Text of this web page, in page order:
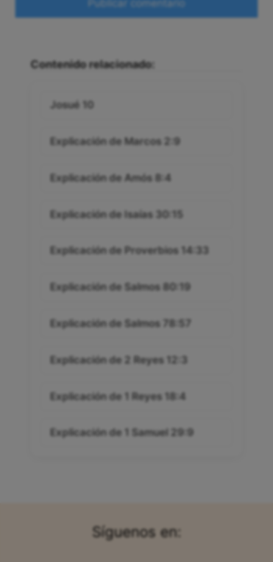
Contenido relacionado:
Josué 10
Explicación de Marcos 2:9
Explicación de Amós 8:4
Explicación de Isaías 30:15
Explicación de Proverbios 14:33
Explicación de Salmos 80:19
Explicación de Salmos 78:57
Explicación de 2 Reyes 12:3
Explicación de 1 Reyes 18:4
Explicación de 1 Samuel 29:9
Síguenos en: